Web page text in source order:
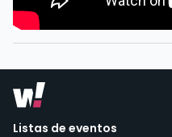
Listas de eventos